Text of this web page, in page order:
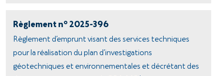
Règlement no 2025-396
Règlement d’emprunt visant des services techniques
pour la réalisation du plan d’investigations
géotechniques et environnementales et décrétant des